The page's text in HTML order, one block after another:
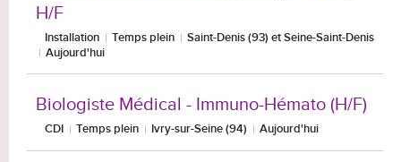
H/F
Installation Temps plein
Saint-Denis (93) et Seine-Saint-Denis
Aujourd'hui
Biologiste Médical - Immuno-Hémato (H/F)
CDI Temps plein Ivry-sur-Seine (94) Aujourd'hui